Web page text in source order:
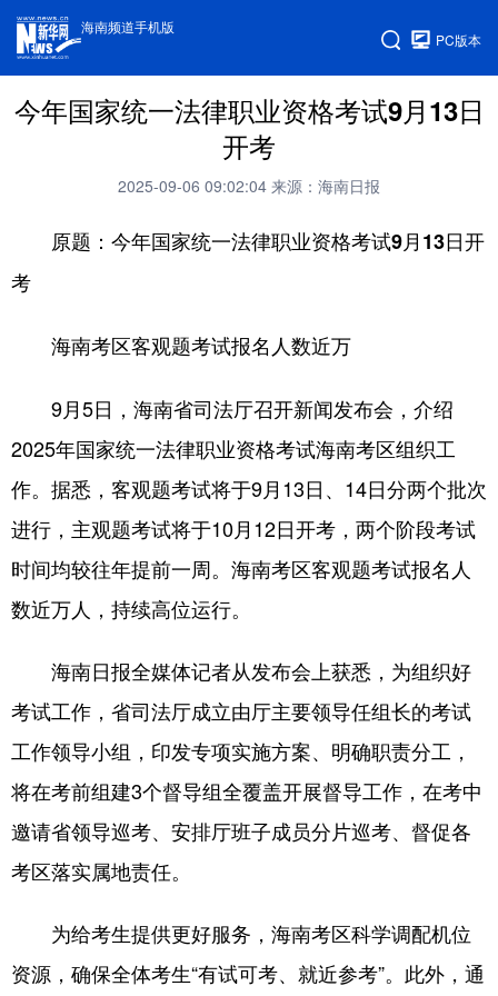
海南频道手机版
PC版本
今年国家统一法律职业资格考试9月13日
开考
2025-09-06 09:02:04 来源：海南日报
原题：今年国家统一法律职业资格考试9月13日开
考
海南考区客观题考试报名人数近万
9月5日，海南省司法厅召开新闻发布会，介绍
2025年国家统一法律职业资格考试海南考区组织工
作。据悉，客观题考试将于9月13日、14日分两个批次
进行，主观题考试将于10月12日开考，两个阶段考试
时间均较往年提前一周。海南考区客观题考试报名人
数近万人，持续高位运行。
海南日报全媒体记者从发布会上获悉，为组织好
考试工作，省司法厅成立由厅主要领导任组长的考试
工作领导小组，印发专项实施方案、明确职责分工，
将在考前组建3个督导组全覆盖开展督导工作，在考中
邀请省领导巡考、安排厅班子成员分片巡考、督促各
考区落实属地责任。
为给考生提供更好服务，海南考区科学调配机位
资源，确保全体考生“有试可考、就近参考”。此外，通